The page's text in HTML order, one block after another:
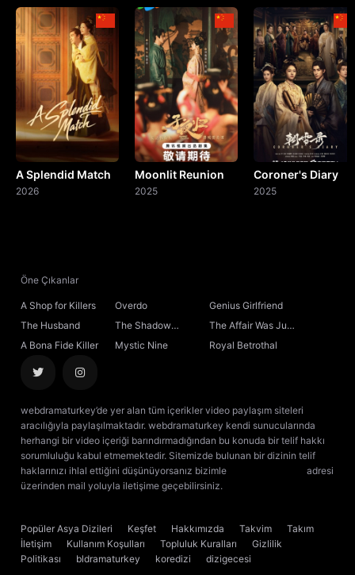
16. Bölüm
17. Bölüm
18. Bölüm
19. Bölüm
20. Bölüm
23. Bölüm
24. Bölüm
26. Bölüm
27. Bölüm
29. Bölüm
A Splendid Match
2026
Moonlit Reunion
2025
Coroner's Diary
2025
Öne Çıkanlar
A Shop for Killers Overdo
Genius Girlfriend
The Husband
The Shadow
Sovereign
The Affair Was Just
the Beginning
A Bona Fide Killer Mystic Nine Royal Betrothal
webdramaturkey’de yer alan tüm içerikler video paylaşım siteleri
aracılığıyla paylaşılmaktadır. webdramaturkey kendi sunucularında
herhangi bir video içeriği barındırmadığından bu konuda bir telif hakkı
sorumluluğu kabul etmemektedir. Sitemizde bulunan bir dizinin telif
haklarınızı ihlal ettiğini düşünüyorsanız bizimle
adresi
üzerinden mail yoluyla iletişime geçebilirsiniz.
Popüler Asya Dizileri Keşfet Hakkımızda Takvim
Takım
İletişim
Kullanım Koşulları Topluluk Kuralları
Gizlilik
Politikası
bldramaturkey koredizi
dizigecesi